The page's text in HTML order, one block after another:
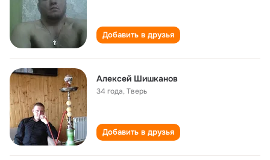
Добавить в друзья
Алексей Шишканов
34 года,Тверь
Добавить в друзья